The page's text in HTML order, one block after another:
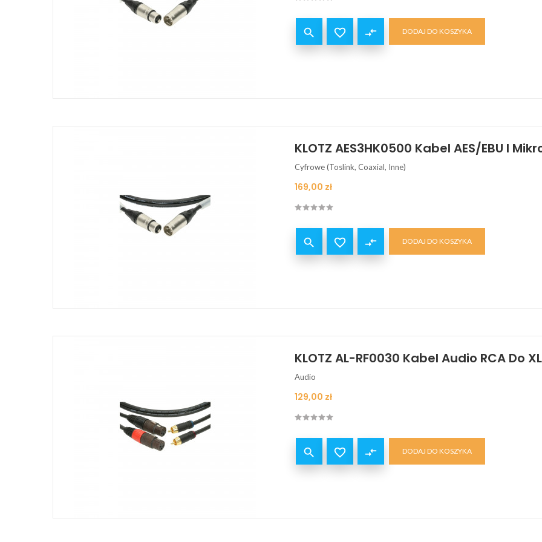
  compare_arrows DODAJ DO KOSZYKA
KLOTZ AES3HK0500 Kabel AES/EBU I
Cyfrowe (Toslink, Coaxial, Inne)
Cena
169,00 zł
  compare_arrows DODAJ DO KOSZYKA
KLOTZ AL-RF0030 Kabel Audio RCA Do
Audio
Cena
129,00 zł
  compare_arrows DODAJ DO KOSZYKA